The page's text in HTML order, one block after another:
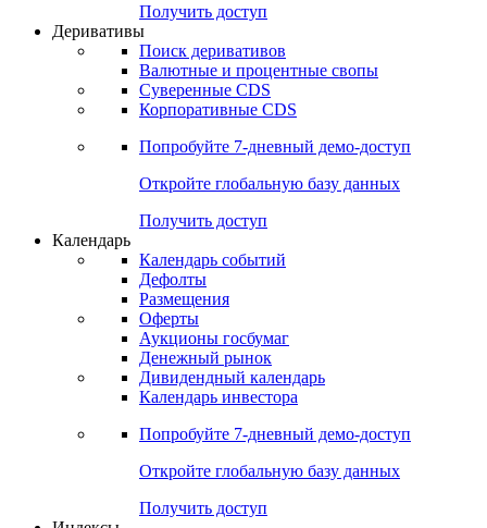
Получить доступ
Деривативы
Поиск деривативов
Валютные и процентные свопы
Суверенные CDS
Корпоративные CDS
Попробуйте 7-дневный демо-доступ
Откройте глобальную базу данных
Получить доступ
Календарь
Календарь событий
Дефолты
Размещения
Оферты
Аукционы госбумаг
Денежный рынок
Дивидендный календарь
Календарь инвестора
Попробуйте 7-дневный демо-доступ
Откройте глобальную базу данных
Получить доступ